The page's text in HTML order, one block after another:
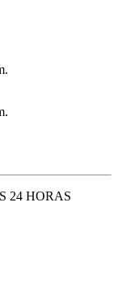
24 HORAS